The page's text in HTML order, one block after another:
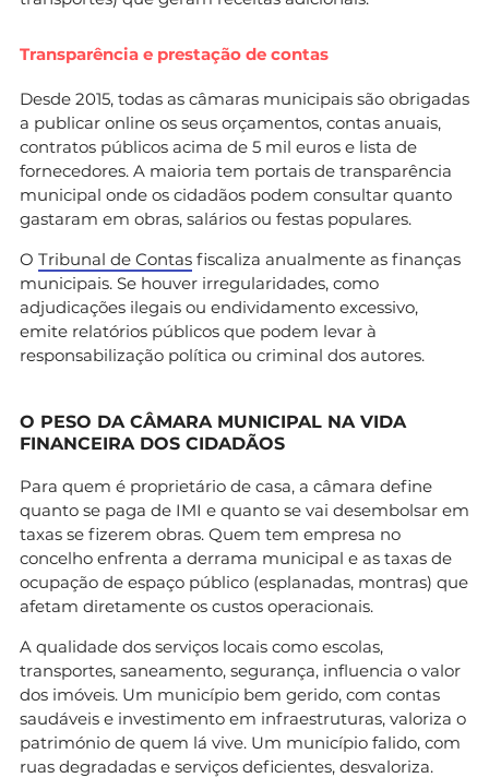
Transparência e prestação de contas
Desde 2015, todas as câmaras municipais são obrigadas
a publicar online os seus orçamentos, contas anuais,
contratos públicos acima de 5 mil euros e lista de
fornecedores. A maioria tem portais de transparência
municipal onde os cidadãos podem consultar quanto
gastaram em obras, salários ou festas populares.
O Tribunal de Contas fiscaliza anualmente as finanças
municipais. Se houver irregularidades, como
adjudicações ilegais ou endividamento excessivo,
emite relatórios públicos que podem levar à
responsabilização política ou criminal dos autores.
O PESO DA CÂMARA MUNICIPAL NA VIDA
FINANCEIRA DOS CIDADÃOS
Para quem é proprietário de casa, a câmara define
quanto se paga de IMI e quanto se vai desembolsar em
taxas se fizerem obras. Quem tem empresa no
concelho enfrenta a derrama municipal e as taxas de
ocupação de espaço público (esplanadas, montras) que
afetam diretamente os custos operacionais.
A qualidade dos serviços locais como escolas,
transportes, saneamento, segurança, influencia o valor
dos imóveis. Um município bem gerido, com contas
saudáveis e investimento em infraestruturas, valoriza o
património de quem lá vive. Um município falido, com
ruas degradadas e serviços deficientes, desvaloriza.